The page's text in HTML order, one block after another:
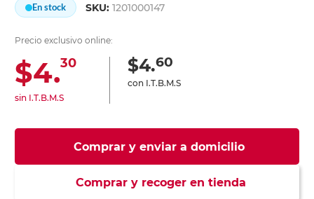
En stock SKU:1201000147
Precio exclusivo online:
$4.30
sin I.T.B.M.S
$4.60
con I.T.B.M.S
Comprar y enviar a domicilio
Comprar y recoger en tienda